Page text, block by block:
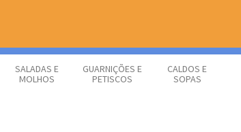
SALADAS E
MOLHOS
GUARNIÇÕES E
PETISCOS
CALDOS E
SOPAS